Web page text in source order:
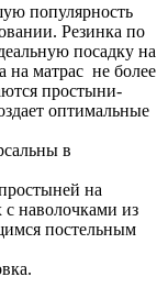
популярность
Резинка по
посадку на
на матрас не более
простыни-
оптимальные
в
на
с наволочками из
постельным